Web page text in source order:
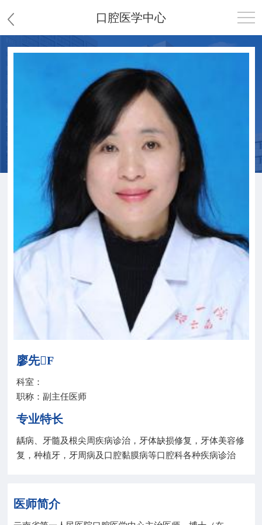
口腔医学中心
首页
护理园地
教学科研
院务公开
联盟工作
健康科普
医院招聘
廖先F
科室：
职称：副主任医师
专业特长
龋病、牙髓及根尖周疾病诊治，牙体缺损修复，牙体美容修
复，种植牙，牙周病及口腔黏膜病等口腔科各种疾病诊治
医师简介